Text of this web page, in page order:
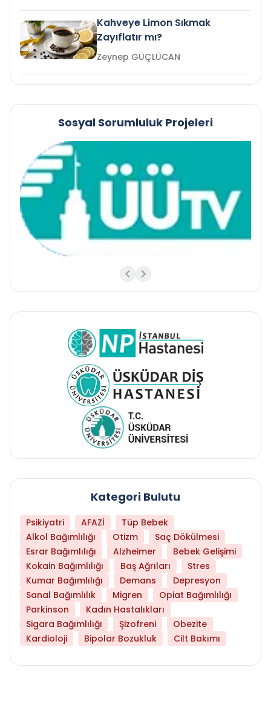
Kahveye Limon Sıkmak
Zayıflatır mı?
Zeynep GÜÇLÜCAN
Sosyal Sorumluluk Projeleri
Kategori Bulutu
Psikiyatri AFAZİ
Tüp Bebek
Alkol Bağımlılığı
Otizm
Saç Dökülmesi
Esrar Bağımlılığı
Alzheimer
Bebek Gelişimi
Kokain Bağımlılığı
Baş Ağrıları
Stres
Kumar Bağımlılığı
Demans
Depresyon
Sanal Bağımlılık
Migren
Opiat Bağımlılığı
Parkinson
Kadın Hastalıkları
Sigara Bağımlılığı
Şizofreni
Obezite
Kardioloji
Bipolar Bozukluk Cilt Bakımı